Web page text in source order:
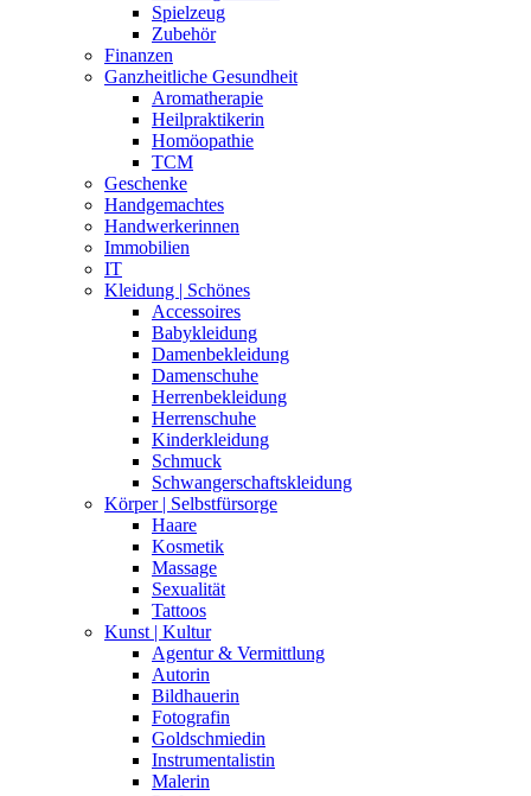
Spielzeug
Zubehör
Finanzen
Ganzheitliche Gesundheit
Aromatherapie
Heilpraktikerin
Homöopathie
TCM
Geschenke
Handgemachtes
Handwerkerinnen
Immobilien
IT
Kleidung | Schönes
Accessoires
Babykleidung
Damenbekleidung
Damenschuhe
Herrenbekleidung
Herrenschuhe
Kinderkleidung
Schmuck
Schwangerschaftskleidung
Körper | Selbstfürsorge
Haare
Kosmetik
Massage
Sexualität
Tattoos
Kunst | Kultur
Agentur & Vermittlung
Autorin
Bildhauerin
Fotografin
Goldschmiedin
Instrumentalistin
Malerin